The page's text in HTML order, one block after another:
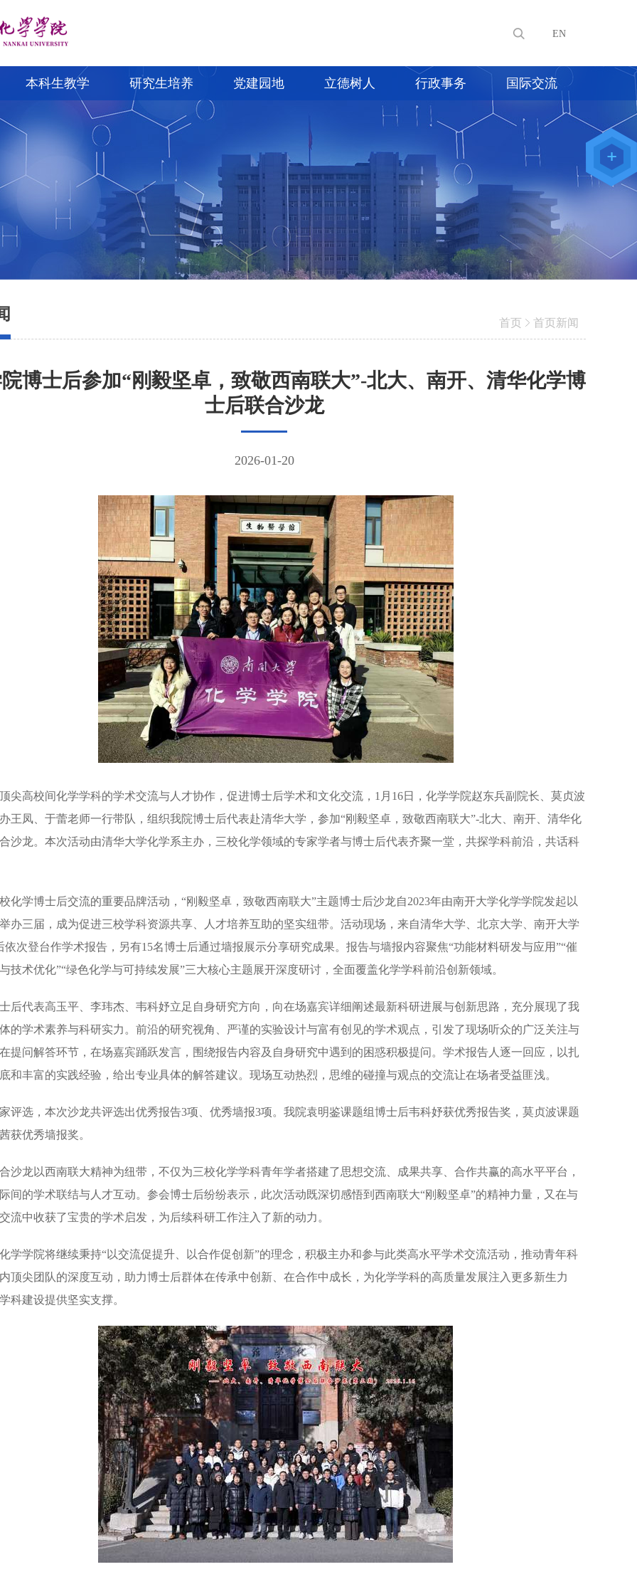
EN
本科生教学 研究生培养 党建园地 立德树人 行政事务 国际交流
首页 首页新闻
博士后参加“刚毅坚卓，致敬西南联大”-北大、南开、清华化学博
士后联合沙龙
2026-01-20
尖高校间化学学科的学术交流与人才协作，促进博士后学术和文化交流，1月16日，化学学院赵东兵副院长、莫贞波
王凤、于蕾老师一行带队，组织我院博士后代表赴清华大学，参加“刚毅坚卓，致敬西南联大”-北大、南开、清华化
沙龙。本次活动由清华大学化学系主办，三校化学领域的专家学者与博士后代表齐聚一堂，共探学科前沿，共话科
化学博士后交流的重要品牌活动，“刚毅坚卓，致敬西南联大”主题博士后沙龙自2023年由南开大学化学学院发起以
办三届，成为促进三校学科资源共享、人才培养互助的坚实纽带。活动现场，来自清华大学、北京大学、南开大学
依次登台作学术报告，另有15名博士后通过墙报展示分享研究成果。报告与墙报内容聚焦“功能材料研发与应用”“催
技术优化”“绿色化学与可持续发展”三大核心主题展开深度研讨，全面覆盖化学学科前沿创新领域。
后代表高玉平、李玮杰、韦科妤立足自身研究方向，向在场嘉宾详细阐述最新科研进展与创新思路，充分展现了我
的学术素养与科研实力。前沿的研究视角、严谨的实验设计与富有创见的学术观点，引发了现场听众的广泛关注与
提问解答环节，在场嘉宾踊跃发言，围绕报告内容及自身研究中遇到的困惑积极提问。学术报告人逐一回应，以扎
和丰富的实践经验，给出专业具体的解答建议。现场互动热烈，思维的碰撞与观点的交流让在场者受益匪浅。
评选，本次沙龙共评选出优秀报告3项、优秀墙报3项。我院袁明鉴课题组博士后韦科妤获优秀报告奖，莫贞波课题
获优秀墙报奖。
沙龙以西南联大精神为纽带，不仅为三校化学学科青年学者搭建了思想交流、成果共享、合作共赢的高水平平台，
间的学术联结与人才互动。参会博士后纷纷表示，此次活动既深切感悟到西南联大“刚毅坚卓”的精神力量，又在与
流中收获了宝贵的学术启发，为后续科研工作注入了新的动力。
学学院将继续秉持“以交流促提升、以合作促创新”的理念，积极主办和参与此类高水平学术交流活动，推动青年科
顶尖团队的深度互动，助力博士后群体在传承中创新、在合作中成长，为化学学科的高质量发展注入更多新生力
科建设提供坚实支撑。